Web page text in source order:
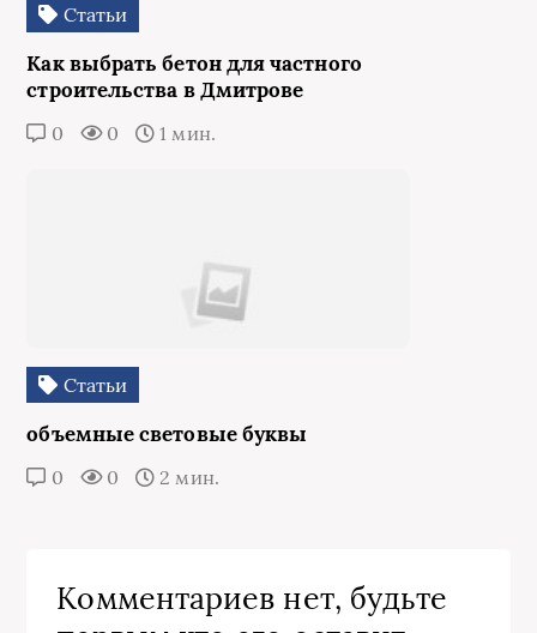
Статьи
Как выбрать бетон для частного
строительства в Дмитрове
0 0 1 мин.
Статьи
объемные световые буквы
0 0 2 мин.
Комментариев нет, будьте